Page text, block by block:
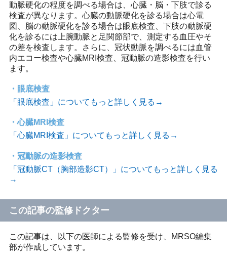
動脈硬化の程度を調べる場合は、心臓・脳・下肢で診る
検査が異なります。心臓の動脈硬化を診る場合は心電
図、脳の動脈硬化を診る場合は眼底検査、下肢の動脈硬
化を診るには上腕動脈と足関節部で、測定する血圧やそ
の差を検査します。さらに、冠状動脈を調べるには血管
内エコー検査や心臓MRI検査、冠動脈の造影検査を行い
ます。
眼底検査
「眼底検査」についてもっと詳しく見る→
心臓MRI検査
「心臓MRI検査」についてもっと詳しく見る→
冠動脈の造影検査
「冠動脈CT（胸部造影CT）」についてもっと詳しく見る
→
この記事の監修ドクター
この記事は、以下の医師による監修を受け、MRSO編集
部が作成しています。